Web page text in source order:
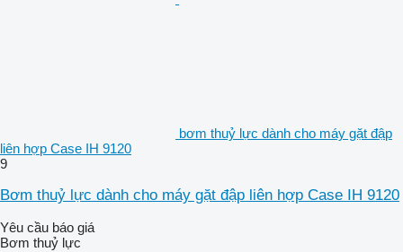
bơm thuỷ lực dành cho máy gặt đập
liên hợp Case IH 9120
9
Bơm thuỷ lực dành cho máy gặt đập liên hợp Case IH 9120
Yêu cầu báo giá
Bơm thuỷ lực